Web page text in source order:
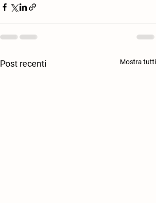
Post recenti Mostra tutti